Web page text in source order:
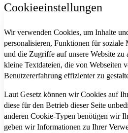
Cookieeinstellungen
Wir verwenden Cookies, um Inhalte
personalisieren, Funktionen für soziale
und die Zugriffe auf unsere Website zu
kleine Textdateien, die von Webseiten
Benutzererfahrung effizienter zu
Laut Gesetz können wir Cookies auf
diese für den Betrieb dieser Seite
anderen Cookie-Typen benötigen wir
geben wir Informationen zu Ihrer